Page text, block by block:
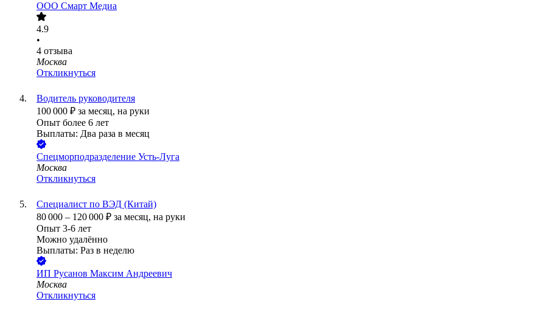
ООО Смарт Медиа
4.9
•
4 отзыва
Москва
Откликнуться
Водитель руководителя
100 000 ₽ за месяц, на руки
Опыт более 6 лет
Выплаты: Два раза в месяц
Спецморподразделение Усть-Луга
Москва
Откликнуться
Специалист по ВЭД (Китай)
80 000 – 120 000 ₽ за месяц, на руки
Опыт 3-6 лет
Можно удалённо
Выплаты: Раз в неделю
ИП Русанов Максим Андреевич
Москва
Откликнуться